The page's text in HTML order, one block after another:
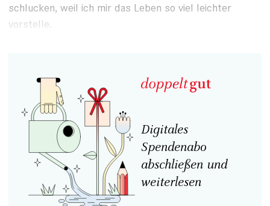
schlucken, weil ich mir das Leben so viel leichter
vorstelle.
Digitales
Spendenabo
abschließen und
weiterlesen